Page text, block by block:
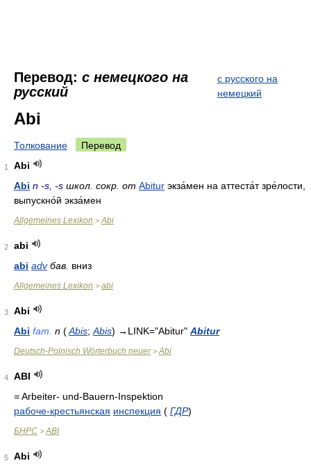
Перевод: с немецкого на
русский
с русского на
немецкий
Abi
Толкование Перевод
1
Abi
Abi n -s, -s школ. сокр. от Abitur экза́мен на аттеста́т зре́лости,
выпускно́й экза́мен
Allgemeines Lexikon > Abi
2
abi
abi adv бав. вниз
Allgemeines Lexikon > abi
3
Abi
Abi fam. n (Abis; Abis) → LINK="Abitur" Abitur
Deutsch-Polnisch Wörterbuch neuer> Abi
4
ABI
=Arbeiter- und-Bauern-Inspektion
рабоче-крестьянская инспекция ( ГДР)
БНРС > ABI
5
Abi